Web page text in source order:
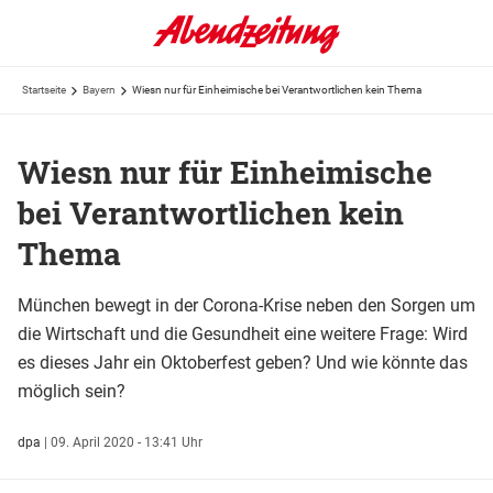
Startseite Bayern Wiesn nur für Einheimische bei Verantwortlichen kein Thema
Wiesn nur für Einheimische
bei Verantwortlichen kein
Thema
München bewegt in der Corona-Krise neben den Sorgen um
die Wirtschaft und die Gesundheit eine weitere Frage: Wird
es dieses Jahr ein Oktoberfest geben? Und wie könnte das
möglich sein?
dpa | 09. April 2020 - 13:41 Uhr